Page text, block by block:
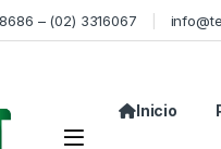
– (02) 3316067
Inicio